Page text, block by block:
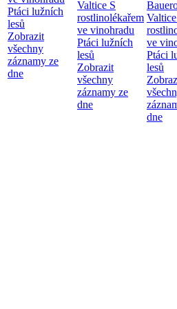
Ptáci lužních
lesů
Zobrazit
všechny
záznamy ze
dne
Valtice S
rostlinolékařem
ve vinohradu
Ptáci lužních
lesů
Zobrazit
všechny
záznamy ze
dne
Valtice
ve
Ptáci
lesů
dne